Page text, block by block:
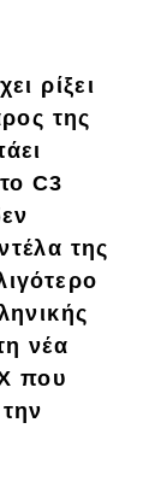
ρίξει
της
C3
της
νέα
που